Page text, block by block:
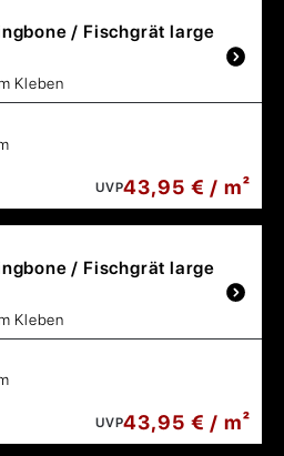
/ Fischgrät large
Kleben
UVP43,95 € / m²
/ Fischgrät large
Kleben
UVP43,95 € / m²